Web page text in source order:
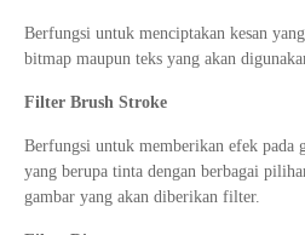
Berfungsi untuk menciptakan kesan
bitmap maupun teks yang akan
Filter Brush Stroke
Berfungsi untuk memberikan efek pada
yang berupa tinta dengan berbagai
gambar yang akan diberikan filter.